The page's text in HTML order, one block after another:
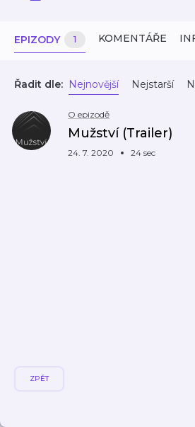
EPIZODY 1 KOMENTÁŘE
Řadit dle: Nejnovější Nejstarší
O epizodě
Mužství (Trailer)
24. 7. 2020 24 sec
ZPĚT